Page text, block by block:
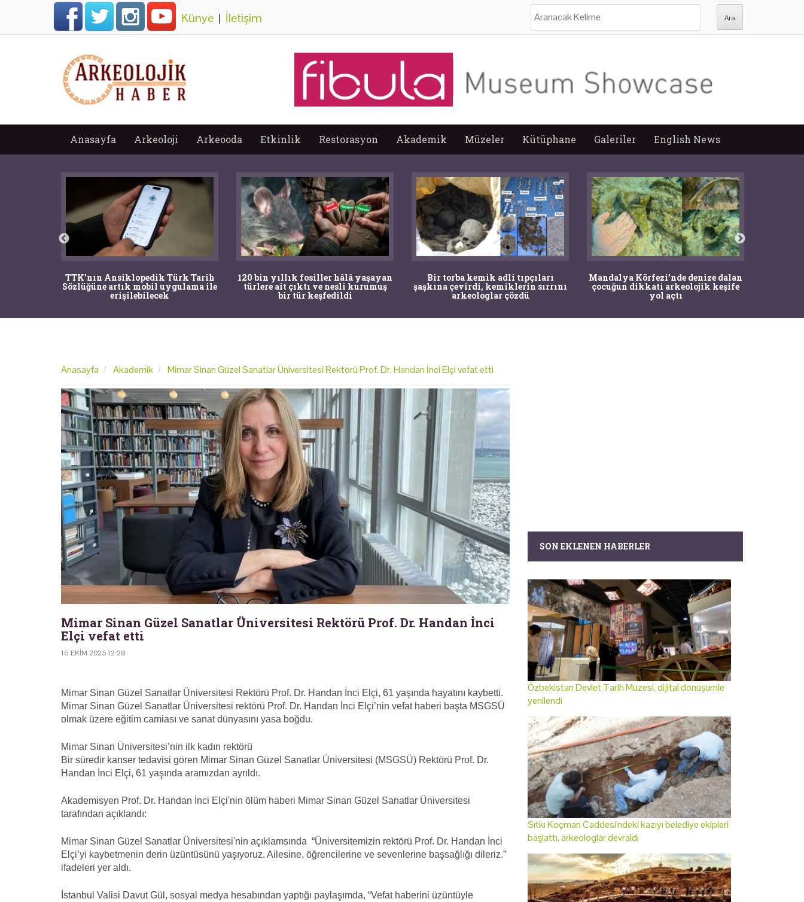
Künye | İletişim
Anasayfa Arkeoloji Arkeooda Etkinlik Restorasyon Akademik Müzeler Kütüphane Galeriler English News
TTK'nın Ansiklopedik Türk Tarih
Sözlüğüne artık mobil uygulama ile
erişilebilecek
120 bin yıllık fosiller hâlâ yaşayan
türlere ait çıktı ve nesli kurumuş
bir tür keşfedildi
Bir torba kemik adli tıpçıları
şaşkına çevirdi, kemiklerin sırrını
arkeologlar çözdü
Mandalya Körfezi’nde denize dalan
çocuğun dikkati arkeolojik keşife
yol açtı
Anasayfa Akademik Mimar Sinan Güzel Sanatlar Üniversitesi Rektörü Prof. Dr. Handan İnci Elçi vefat etti
Mimar Sinan Güzel Sanatlar Üniversitesi Rektörü Prof. Dr. Handan İnci
Elçi vefat etti
16 EKIM 2025 12:28
Mimar Sinan Güzel Sanatlar Üniversitesi Rektörü Prof. Dr. Handan İnci Elçi, 61 yaşında hayatını kaybetti.
Mimar Sinan Güzel Sanatlar Üniversitesi rektörü Prof. Dr. Handan İnci Elçi’nin vefat haberi başta MSGSÜ
olmak üzere eğitim camiası ve sanat dünyasını yasa boğdu.
Mimar Sinan Üniversitesi’nin ilk kadın rektörü
Bir süredir kanser tedavisi gören Mimar Sinan Güzel Sanatlar Üniversitesi (MSGSÜ) Rektörü Prof. Dr.
Handan İnci Elçi, 61 yaşında aramızdan ayrıldı.
Akademisyen Prof. Dr. Handan İnci Elçi'nin ölüm haberi Mimar Sinan Güzel Sanatlar Üniversitesi
tarafından açıklandı:
Mimar Sinan Güzel Sanatlar Üniversitesi'nin açıklamsında “Üniversitemizin rektörü Prof. Dr. Handan İnci
Elçi’yi kaybetmenin derin üzüntüsünü yaşıyoruz. Ailesine, öğrencilerine ve sevenlerine başsağlığı dileriz.”
ifadeleri yer aldı.
İstanbul Valisi Davut Gül, sosyal medya hesabından yaptığı paylaşımda, “Vefat haberini üzüntüyle
SON EKLENEN HABERLER
Özbekistan Devlet Tarih Müzesi, dijital dönüşümle
yenilendi
Sıtkı Koçman Caddesi'ndeki kazıyı belediye ekipleri
başlattı, arkeologlar devraldı